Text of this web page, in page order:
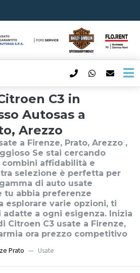
C3 in
Autosas a
Arezzo
a Firenze, Prato, Arezzo ,
Se stai cercando
combini affidabilità e
selezione è perfetta per
di auto usate
tu abbia preferenze
esplorare varie opzioni, ti
a ogni esigenza. Inizia
Citroen C3 usate a Firenze,
ora prezzo competitivo
Prato Usate